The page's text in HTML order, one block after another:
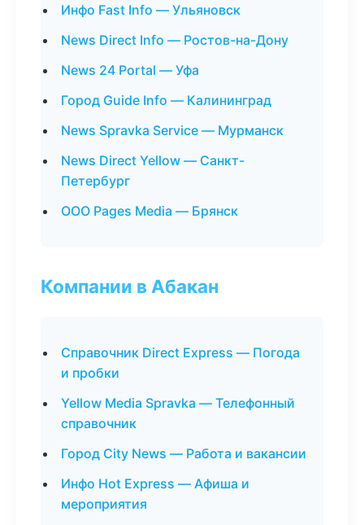
Инфо Fast Info — Ульяновск
News Direct Info — Ростов-на-Дону
News 24 Portal — Уфа
Город Guide Info — Калининград
News Spravka Service — Мурманск
News Direct Yellow — Санкт-
Петербург
ООО Pages Media — Брянск
Компании в Абакан
Справочник Direct Express — Погода
и пробки
Yellow Media Spravka — Телефонный
справочник
Город City News — Работа и вакансии
Инфо Hot Express — Афиша и
мероприятия